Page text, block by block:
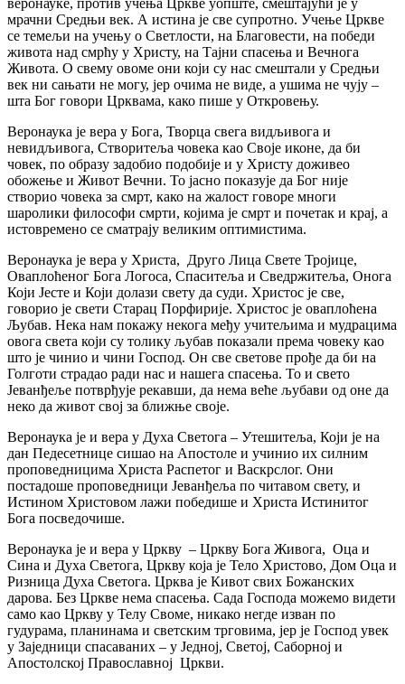
мрачни Средњи век. А истина је све супротно. Учење Цркве
се темељи на учењу о Светлости, на Благовести, на победи
живота над смрћу у Христу, на Тајни спасења и Вечнога
Живота. О свему овоме они који су нас смештали у Средњи
век ни сањати не могу, јер очима не виде, а ушима не чују –
шта Бог говори Црквама, како пише у Откровењу.
Веронаука је вера у Бога, Творца свега видљивога и
невидљивога, Створитеља човека као Своје иконе, да би
човек, по образу задобио подобије и у Христу доживео
обожење и Живот Вечни. То јасно показује да Бог није
створио човека за смрт, како на жалост говоре многи
шаролики философи смрти, којима је смрт и почетак и крај, а
истовремено се сматрају великим оптимистима.
Веронаука је вера у Христа, Друго Лица Свете Тројице,
Оваплоћеног Бога Логоса, Спаситеља и Сведржитеља, Онога
Који Јесте и Који долази свету да суди. Христос је све,
говорио је свети Старац Порфирије. Христос је оваплоћена
Љубав. Нека нам покажу некога међу учитељима и мудрацима
овога света који су толику љубав показали према човеку као
што је чинио и чини Господ. Он све светове прође да би на
Голготи страдао ради нас и нашега спасења. То и свето
Јеванђеље потврђује рекавши, да нема веће љубави од оне да
неко дa живот свој за ближње своје.
Веронаука је и вера у Духа Светога – Утешитеља, Који је на
дан Педесетнице сишао на Апостоле и учинио их силним
проповедницима Христа Распетог и Васкрслог. Они
постадоше проповедници Јеванђеља по читавом свету, и
Истином Христовом лажи победише и Христа Истинитог
Бога посведочише.
Веронаука је и вера у Цркву – Цркву Бога Живога, Оца и
Сина и Духа Светога, Цркву која је Тело Христово, Дом Оца и
Ризница Духа Светога. Црква је Кивот свих Божанских
дарова. Без Цркве нема спасења. Сада Господа можемо видети
само као Цркву у Телу Своме, никако негде изван по
гудурама, планинама и светским трговима, јер је Господ увек
у Заједници спасаваних – у Једној, Светој, Саборној и
Апостолској Православној Цркви.